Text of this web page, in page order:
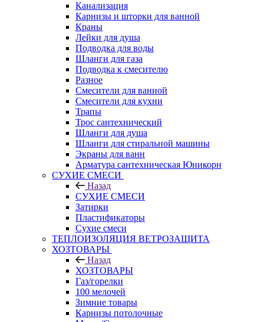
Канализация
Карнизы и шторки для ванной
Краны
Лейки для душа
Подводка для воды
Шланги для газа
Подводка к смесителю
Разное
Смесители для ванной
Смесители для кухни
Трапы
Трос сантехнический
Шланги для душа
Шланги для стиральной машины
Экраны для ванн
Арматура сантехническая Юникорн
СУХИЕ СМЕСИ
Назад
СУХИЕ СМЕСИ
Затирки
Пластификаторы
Сухие смеси
ТЕПЛОИЗОЛЯЦИЯ ВЕТРОЗАЩИТА
ХОЗТОВАРЫ
Назад
ХОЗТОВАРЫ
Газ/горелки
100 мелочей
Зимние товары
Карнизы потолочные